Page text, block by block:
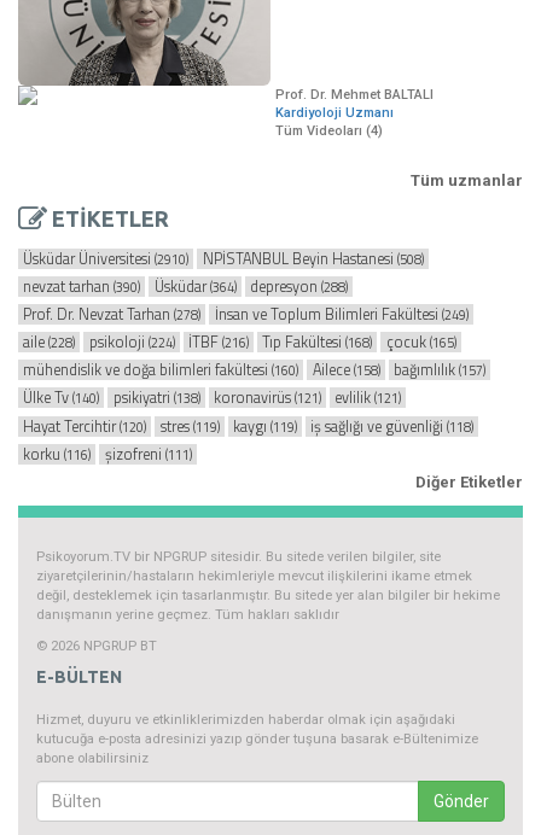
Prof. Dr. Mehmet BALTALI
Kardiyoloji Uzmanı
Tüm Videoları (4)
Tüm uzmanlar
ETİKETLER
Üsküdar Üniversitesi(2910) NPİSTANBUL Beyin Hastanesi (508)
nevzat tarhan(390) Üsküdar(364) depresyon (288)
Prof. Dr. Nevzat Tarhan(278) İnsan ve Toplum Bilimleri Fakültesi (249)
aile(228) psikoloji (224) İTBF(216) Tıp Fakültesi(168) çocuk(165)
mühendislik ve doğa bilimleri fakültesi(160) Ailece(158) bağımlılık(157)
Ülke Tv(140) psikiyatri (138) koronavirüs(121) evlilik(121)
Hayat Tercihtir(120) stres(119) kaygı (119) iş sağlığı ve güvenliği(118)
korku(116) şizofreni (111)
Diğer Etiketler
Psikoyorum.TV bir NPGRUP sitesidir. Bu sitede verilen bilgiler, site
ziyaretçilerinin/hastaların hekimleriyle mevcut ilişkilerini ikame etmek
değil, desteklemek için tasarlanmıştır. Bu sitede yer alan bilgiler bir hekime
danışmanın yerine geçmez. Tüm hakları saklıdır
© 2026 NPGRUP BT
E-BÜLTEN
Hizmet, duyuru ve etkinliklerimizden haberdar olmak için aşağıdaki
kutucuğa e-posta adresinizi yazıp gönder tuşuna basarak e-Bültenimize
abone olabilirsiniz
Gönder